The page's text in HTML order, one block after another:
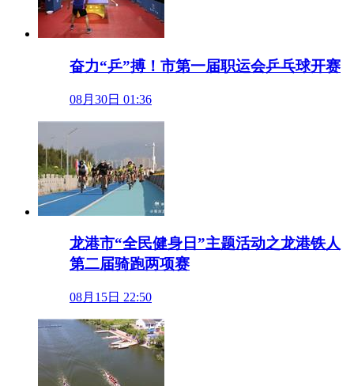
奋力“乒”搏！市第一届职运会乒乓球开赛
08月30日 01:36
龙港市“全民健身日”主题活动之龙港铁人
第二届骑跑两项赛
08月15日 22:50